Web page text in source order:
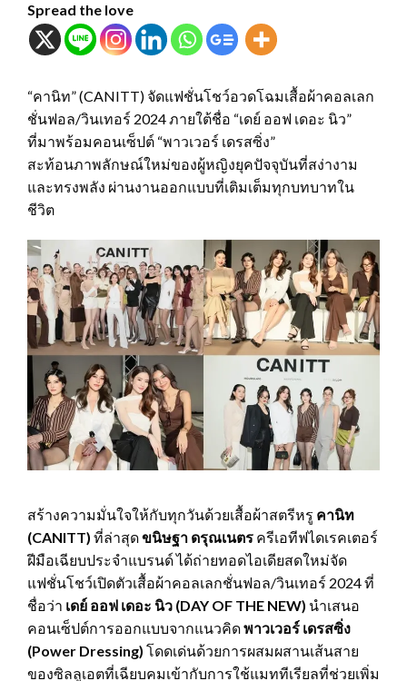
Spread the love
“คานิท” (CANITT) จัดแฟชั่นโชว์อวดโฉมเสื้อผ้าคอลเลก
ชั่นฟอล/วินเทอร์ 2024 ภายใต้ชื่อ “เดย์ ออฟ เดอะ นิว”
ที่มาพร้อมคอนเซ็ปต์ “พาวเวอร์ เดรสซิ่ง”
สะท้อนภาพลักษณ์ใหม่ของผู้หญิงยุคปัจจุบันที่สง่างาม
และทรงพลัง ผ่านงานออกแบบที่เติมเต็มทุกบทบาทใน
ชีวิต
สร้างความมั่นใจให้กับทุกวันด้วยเสื้อผ้าสตรีหรู คานิท
(CANITT) ที่ล่าสุดขนิษฐา ดรุณเนตร ครีเอทีฟไดเรคเตอร์
ฝีมือเฉียบประจำแบรนด์ ได้ถ่ายทอดไอเดียสดใหม่จัด
แฟชั่นโชว์เปิดตัวเสื้อผ้าคอลเลกชั่นฟอล/วินเทอร์ 2024 ที่
ชื่อว่า เดย์ ออฟ เดอะ นิว (DAY OF THE NEW) นำเสนอ
คอนเซ็ปต์การออกแบบจากแนวคิดพาวเวอร์ เดรสซิ่ง
(Power Dressing) โดดเด่นด้วยการผสมผสานเส้นสาย
ของซิลลูเอตที่เฉียบคมเข้ากับการใช้แมททีเรียลที่ช่วยเพิ่ม